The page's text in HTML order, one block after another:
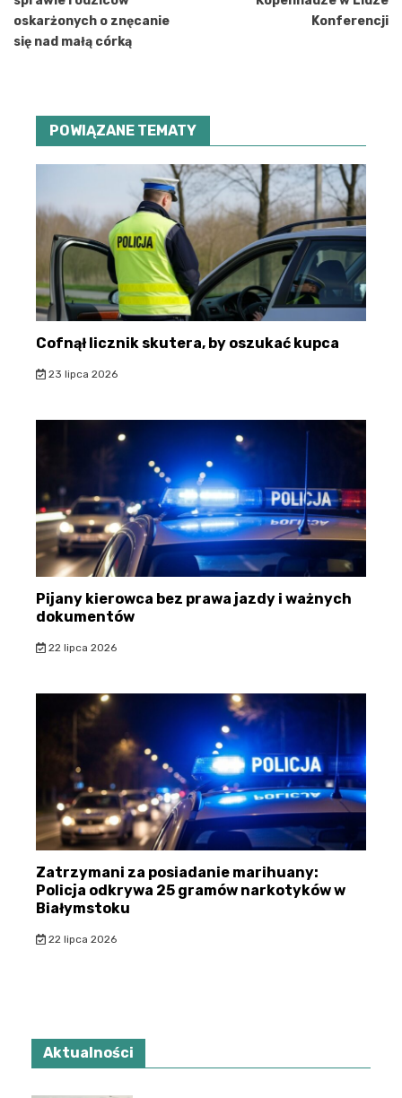
oskarżonych o znęcanie
się nad małą córką
Konferencji
POWIĄZANE TEMATY
Cofnął licznik skutera, by oszukać kupca
23 lipca 2026
Pijany kierowca bez prawa jazdy i ważnych
dokumentów
22 lipca 2026
Zatrzymani za posiadanie marihuany:
Policja odkrywa 25 gramów narkotyków w
Białymstoku
22 lipca 2026
Aktualności